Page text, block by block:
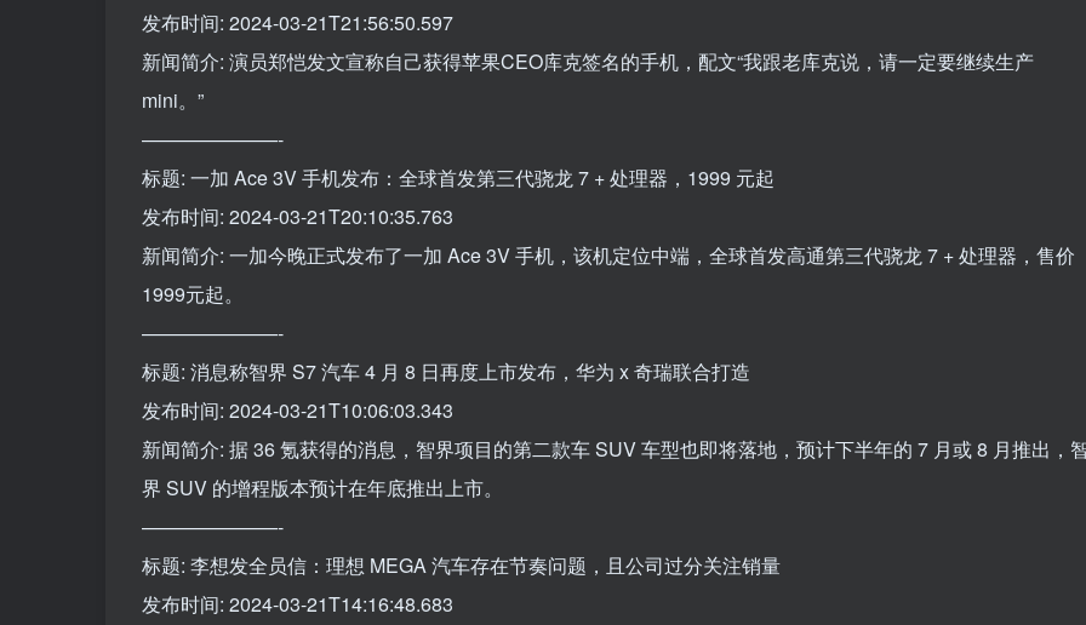
发布时间: 2024-03-21T21:56:50.597
新闻简介: 演员郑恺发文宣称自己获得苹果CEO库克签名的手机，配文“我跟老库克说，请一定要继续生产
mini。”
———————-
标题: 一加 Ace 3V 手机发布：全球首发第三代骁龙 7 + 处理器，1999 元起
发布时间: 2024-03-21T20:10:35.763
新闻简介: 一加今晚正式发布了一加 Ace 3V 手机，该机定位中端，全球首发高通第三代骁龙 7 + 处理器，售价
1999元起。
———————-
标题: 消息称智界 S7 汽车 4 月 8 日再度上市发布，华为 x 奇瑞联合打造
发布时间: 2024-03-21T10:06:03.343
新闻简介: 据 36 氪获得的消息，智界项目的第二款车 SUV 车型也即将落地，预计下半年的 7 月或 8 月推出，
界 SUV 的增程版本预计在年底推出上市。
———————-
标题: 李想发全员信：理想 MEGA 汽车存在节奏问题，且公司过分关注销量
发布时间: 2024-03-21T14:16:48.683